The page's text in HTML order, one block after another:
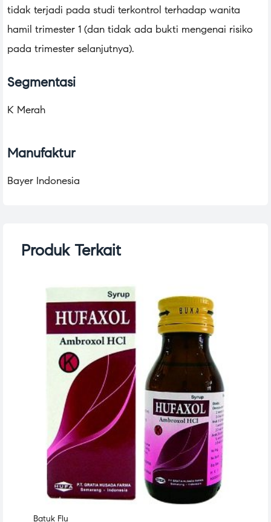
tidak terjadi pada studi terkontrol terhadap wanita
hamil trimester 1 (dan tidak ada bukti mengenai risiko
pada trimester selanjutnya).
Segmentasi
K Merah
Manufaktur
Bayer Indonesia
Produk Terkait
Batuk Flu